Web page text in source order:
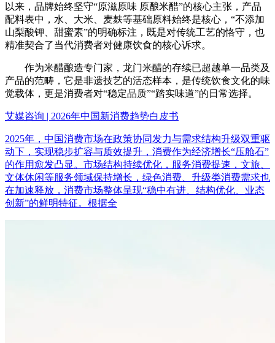
以来，品牌始终坚守“原滋原味 原酿米醋”的核心主张，产品
配料表中，水、大米、麦麸等基础原料始终是核心，“不添加
山梨酸钾、甜蜜素”的明确标注，既是对传统工艺的恪守，也
精准契合了当代消费者对健康饮食的核心诉求。
作为米醋酿造专门家，龙门米醋的存续已超越单一品类及
产品的范畴，它是非遗技艺的活态样本，是传统饮食文化的味
觉载体，更是消费者对“稳定品质”“踏实味道”的日常选择。
艾媒咨询 | 2026年中国新消费趋势白皮书
2025年，中国消费市场在政策协同发力与需求结构升级双重驱
动下，实现稳步扩容与质效提升，消费作为经济增长“压舱石”
的作用愈发凸显。市场结构持续优化，服务消费提速，文旅、
文体休闲等服务领域保持增长，绿色消费、升级类消费需求也
在加速释放，消费市场整体呈现“稳中有进、结构优化、业态
创新”的鲜明特征。根据全